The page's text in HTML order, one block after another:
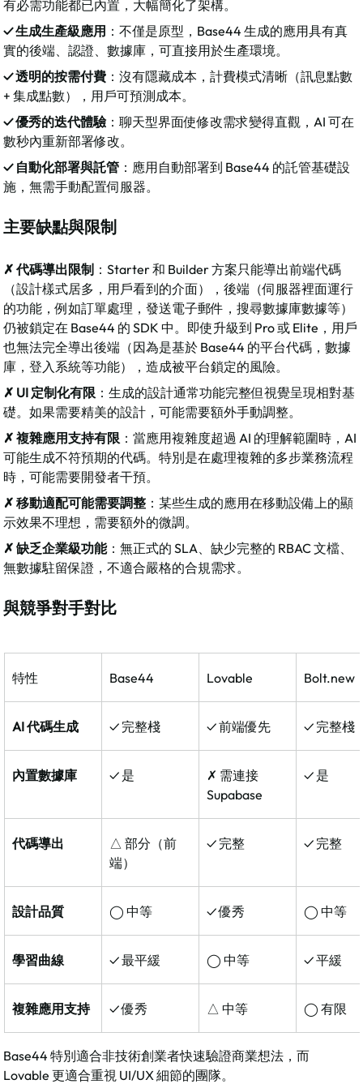
有必需功能都已內置，大幅簡化了架構。​
✓ 生成生產級應用 ：不僅是原型，Base44 生成的應用具有真
實的後端、認證、數據庫，可直接用於生產環境。​
✓ 透明的按需付費 ：沒有隱藏成本，計費模式清晰（訊息點數
+ 集成點數），用戶可預測成本。​
✓ 優秀的迭代體驗：聊天型界面使修改需求變得直觀，AI 可在
數秒內重新部署修改。​
✓ 自動化部署與託管 ：應用自動部署到 Base44 的託管基礎設
施，無需手動配置伺服器。​
主要缺點與限制
✗ 代碼導出限制 ：Starter 和 Builder 方案只能導出前端代碼
（設計樣式居多，用戶看到的介面），後端（伺服器裡面運行
的功能，例如訂單處理，發送電子郵件，搜尋數據庫數據等）
仍被鎖定在 Base44 的 SDK 中。即使升級到 Pro 或 Elite，用戶
也無法完全導出後端（因為是基於 Base44 的平台代碼，數據
庫，登入系統等功能），造成被平台鎖定的風險。​
✗ UI 定制化有限 ：生成的設計通常功能完整但視覺呈現相對基
礎。如果需要精美的設計，可能需要額外手動調整。​
✗ 複雜應用支持有限 ：當應用複雜度超過 AI 的理解範圍時，AI
可能生成不符預期的代碼。特別是在處理複雜的多步業務流程
時，可能需要開發者干預。​
✗ 移動適配可能需要調整 ：某些生成的應用在移動設備上的顯
示效果不理想，需要額外的微調。​
✗ 缺乏企業級功能：無正式的 SLA、缺少完整的 RBAC 文檔、
無數據駐留保證，不適合嚴格的合規需求。​
與競爭對手對比
特性 Base44 Lovable Bolt.new
AI 代碼生成 ✓ 完整棧 ✓ 前端優先 ✓ 完整棧
內置數據庫 ✓ 是
✗ 需連接
Supabase
✓ 是
代碼導出
△ 部分（前
端）
✓ 完整 ✓ 完整
設計品質 ◯ 中等 ✓ 優秀 ◯ 中等
學習曲線 ✓ 最平緩 ◯ 中等 ✓ 平緩
複雜應用支持 ✓ 優秀 △ 中等 ◯ 有限
Base44 特別適合非技術創業者快速驗證商業想法，而
Lovable 更適合重視 UI/UX 細節的團隊。​